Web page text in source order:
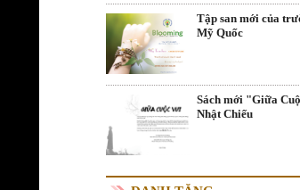
Tập san mới của
Mỹ Quốc
Sách mới "Giữa
Nhật Chiếu